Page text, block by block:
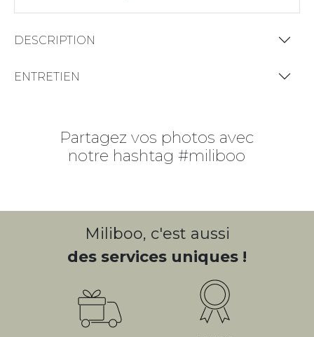
DESCRIPTION
ENTRETIEN
Partagez vos photos avec
notre hashtag #miliboo
Miliboo, c'est aussi
des services uniques !